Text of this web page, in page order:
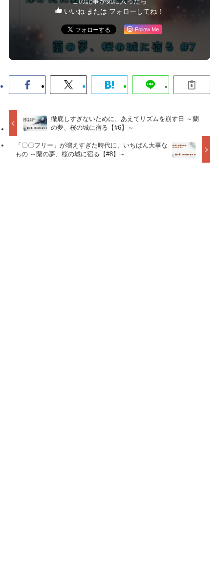
いいね または フォローしてね！
Follow Me
徹底しすぎないために、あえてリズムを崩す日 ～蘭
の夢、桜の城に宿る【#6】～
「〇〇フリー」が増えすぎた時代に、いちばん大事な
もの ～蘭の夢、桜の城に宿る【#8】～